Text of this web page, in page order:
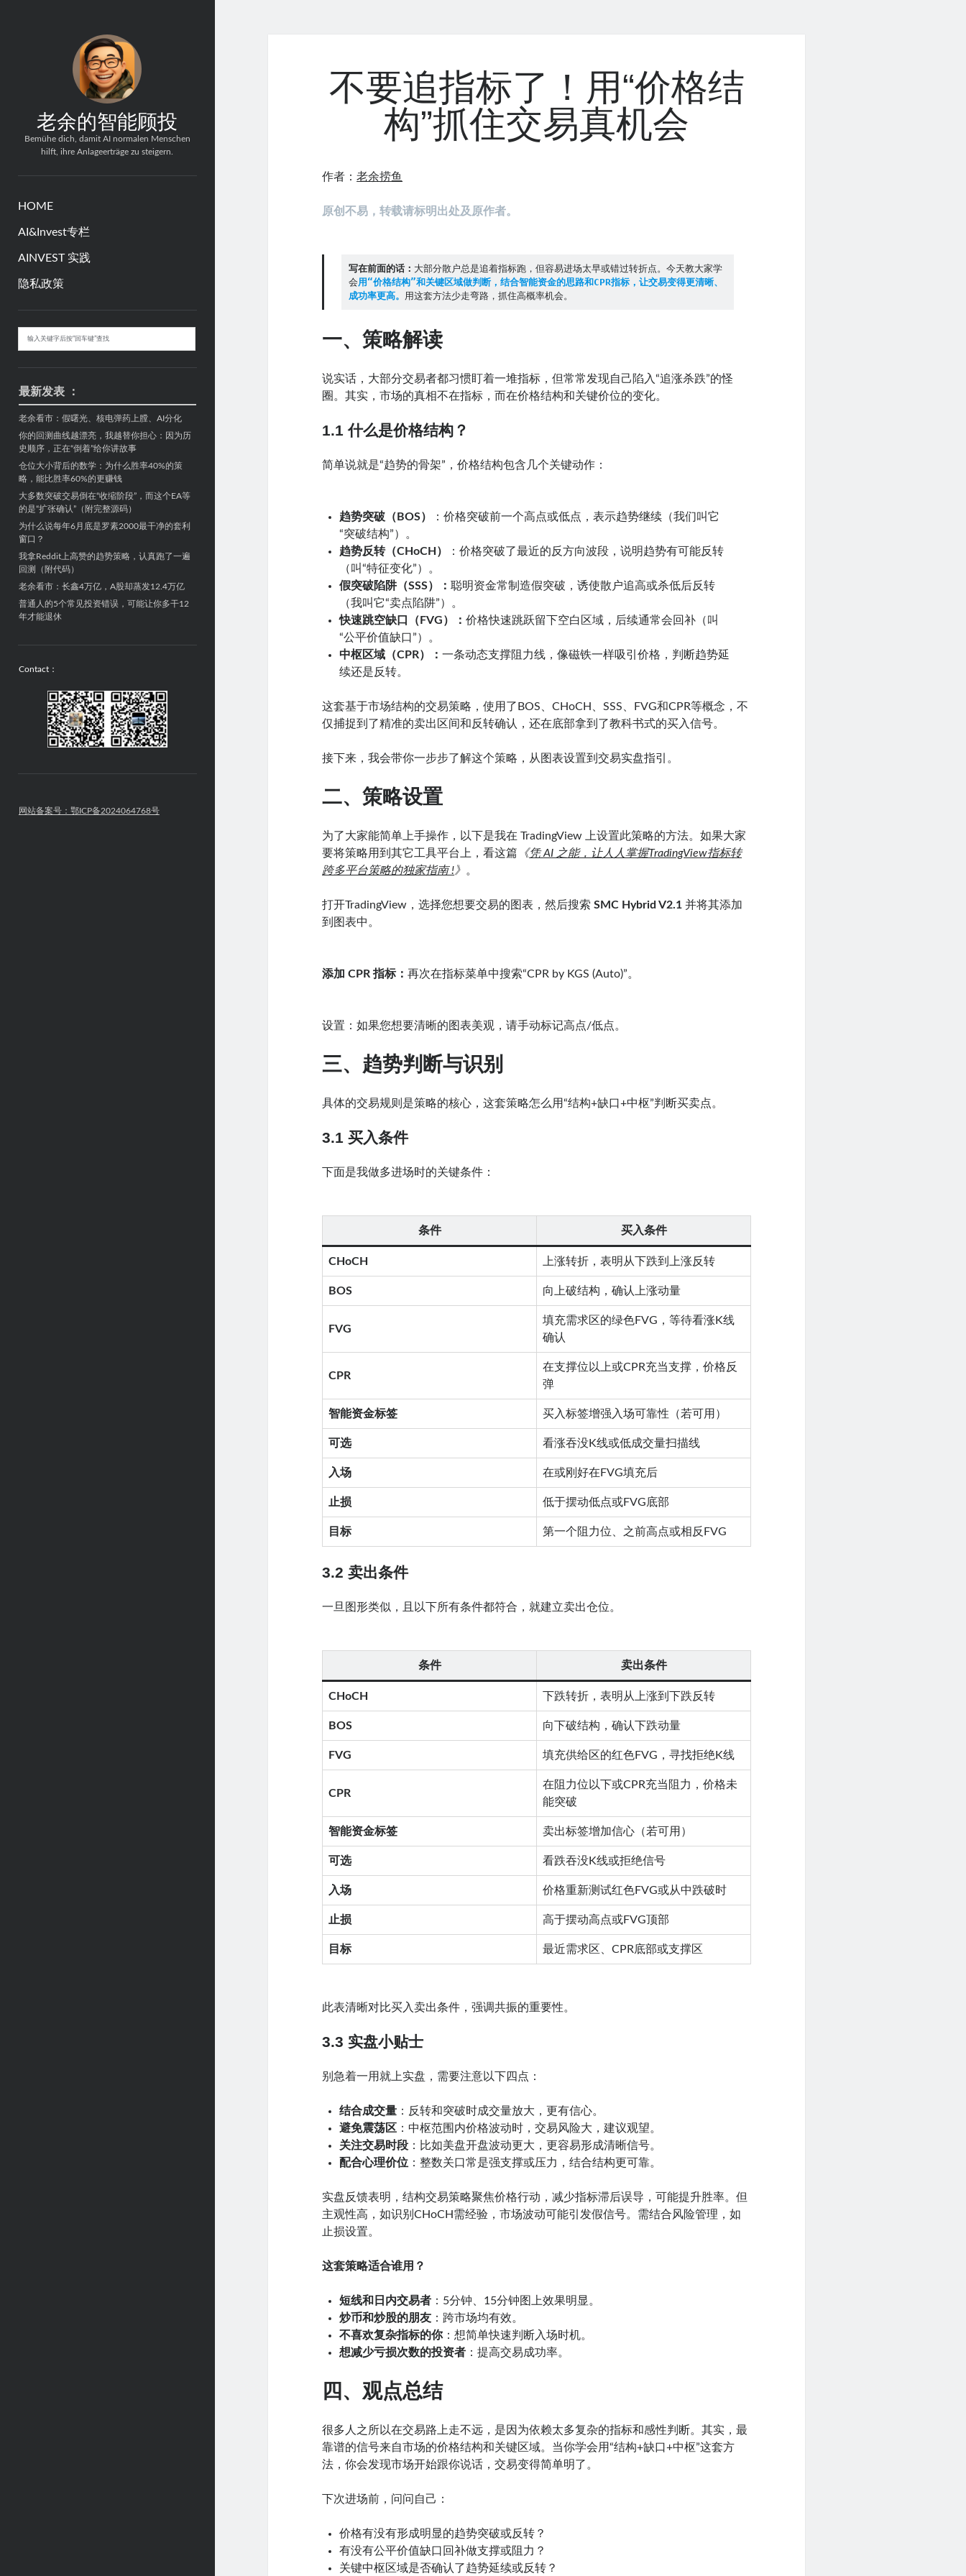
老余的智能顾投
Bemühe dich, damit AI normalen Menschen
hilft, ihre Anlageerträge zu steigern.
HOME
AI&Invest专栏
AINVEST 实践
隐私政策
Sidebar
最新发表 ：
老余看市：假曙光、核电弹药上膛、AI分化
你的回测曲线越漂亮，我越替你担心：因为历
史顺序，正在“倒着”给你讲故事
仓位大小背后的数学：为什么胜率40%的策
略，能比胜率60%的更赚钱
大多数突破交易倒在“收缩阶段”，而这个EA等
的是“扩张确认”（附完整源码）
为什么说每年6月底是罗素2000最干净的套利
窗口？
我拿Reddit上高赞的趋势策略，认真跑了一遍
回测（附代码）
老余看市：长鑫4万亿，A股却蒸发12.4万亿
普通人的5个常见投资错误，可能让你多干12
年才能退休
Contact：
网站备案号：鄂ICP备2024064768号
不要追指标了！用“价格结
构”抓住交易真机会
作者：老余捞鱼
原创不易，转载请标明出处及原作者。
写在前面的话： 大部分散户总是追着指标跑，但容易进场太早或错过转折点。今天教大家学
会用“价格结构”和关键区域做判断，结合智能资金的思路和CPR指标，让交易变得更清晰、
成功率更高。 用这套方法少走弯路，抓住高概率机会。
一、策略解读
说实话，大部分交易者都习惯盯着一堆指标，但常常发现自己陷入“追涨杀跌”的怪
圈。其实，市场的真相不在指标，而在价格结构和关键价位的变化。
1.1 什么是价格结构？
简单说就是“趋势的骨架”，价格结构包含几个关键动作：
趋势突破（BOS）
：价格突破前一个高点或低点，表示趋势继续（我们叫它
“突破结构”）。
趋势反转（CHoCH）
：价格突破了最近的反方向波段，说明趋势有可能反转
（叫“特征变化”）。
假突破陷阱（SSS）：聪明资金常制造假突破，诱使散户追高或杀低后反转
（我叫它“卖点陷阱”）。
快速跳空缺口（FVG）：价格快速跳跃留下空白区域，后续通常会回补（叫
“公平价值缺口”）。
中枢区域（CPR）：一条动态支撑阻力线，像磁铁一样吸引价格，判断趋势延
续还是反转。
这套基于市场结构的交易策略，使用了BOS、CHoCH、SSS、FVG和CPR等概念，不
仅捕捉到了精准的卖出区间和反转确认，还在底部拿到了教科书式的买入信号。
接下来，我会带你一步步了解这个策略，从图表设置到交易实盘指引。
二、策略设置
为了大家能简单上手操作，以下是我在 TradingView 上设置此策略的方法。如果大家
要将策略用到其它工具平台上，看这篇 《凭 AI 之能，让人人掌握TradingView指标转
跨多平台策略的独家指南 !》 。
打开TradingView，选择您想要交易的图表，然后搜索SMC Hybrid V2.1 并将其添加
到图表中。
添加 CPR 指标：再次在指标菜单中搜索“CPR by KGS (Auto)”。
设置：如果您想要清晰的图表美观，请手动标记高点/低点。
三、趋势判断与识别
具体的交易规则是策略的核心，这套策略怎么用“结构+缺口+中枢”判断买卖点。
3.1 买入条件
下面是我做多进场时的关键条件：
条件 买入条件
CHoCH 上涨转折，表明从下跌到上涨反转
BOS 向上破结构，确认上涨动量
FVG
填充需求区的绿色FVG，等待看涨K线
确认
CPR
在支撑位以上或CPR充当支撑，价格反
弹
智能资金标签 买入标签增强入场可靠性（若可用）
可选 看涨吞没K线或低成交量扫描线
入场 在或刚好在FVG填充后
止损 低于摆动低点或FVG底部
目标 第一个阻力位、之前高点或相反FVG
3.2 卖出条件
一旦图形类似，且以下所有条件都符合，就建立卖出仓位。
条件 卖出条件
CHoCH 下跌转折，表明从上涨到下跌反转
BOS 向下破结构，确认下跌动量
FVG 填充供给区的红色FVG，寻找拒绝K线
CPR
在阻力位以下或CPR充当阻力，价格未
能突破
智能资金标签 卖出标签增加信心（若可用）
可选 看跌吞没K线或拒绝信号
入场 价格重新测试红色FVG或从中跌破时
止损 高于摆动高点或FVG顶部
目标 最近需求区、CPR底部或支撑区
此表清晰对比买入卖出条件，强调共振的重要性。
3.3 实盘小贴士
别急着一用就上实盘，需要注意以下四点：
结合成交量 ：反转和突破时成交量放大，更有信心。
避免震荡区 ：中枢范围内价格波动时，交易风险大，建议观望。
关注交易时段 ：比如美盘开盘波动更大，更容易形成清晰信号。
配合心理价位 ：整数关口常是强支撑或压力，结合结构更可靠。
实盘反馈表明，结构交易策略聚焦价格行动，减少指标滞后误导，可能提升胜率。但
主观性高，如识别CHoCH需经验，市场波动可能引发假信号。需结合风险管理，如
止损设置。
这套策略适合谁用？
短线和日内交易者 ：5分钟、15分钟图上效果明显。
炒币和炒股的朋友 ：跨市场均有效。
不喜欢复杂指标的你：想简单快速判断入场时机。
想减少亏损次数的投资者 ：提高交易成功率。
四、观点总结
很多人之所以在交易路上走不远，是因为依赖太多复杂的指标和感性判断。其实，最
靠谱的信号来自市场的价格结构和关键区域。当你学会用“结构+缺口+中枢”这套方
法，你会发现市场开始跟你说话，交易变得简单明了。
下次进场前，问问自己：
价格有没有形成明显的趋势突破或反转？
有没有公平价值缺口回补做支撑或阻力？
关键中枢区域是否确认了趋势延续或反转？